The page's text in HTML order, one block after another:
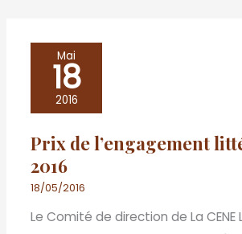
Mai
18
2016
Prix de l’engagement
2016
18/05/2016
Le Comité de direction de La CENE
l’engagement
2016